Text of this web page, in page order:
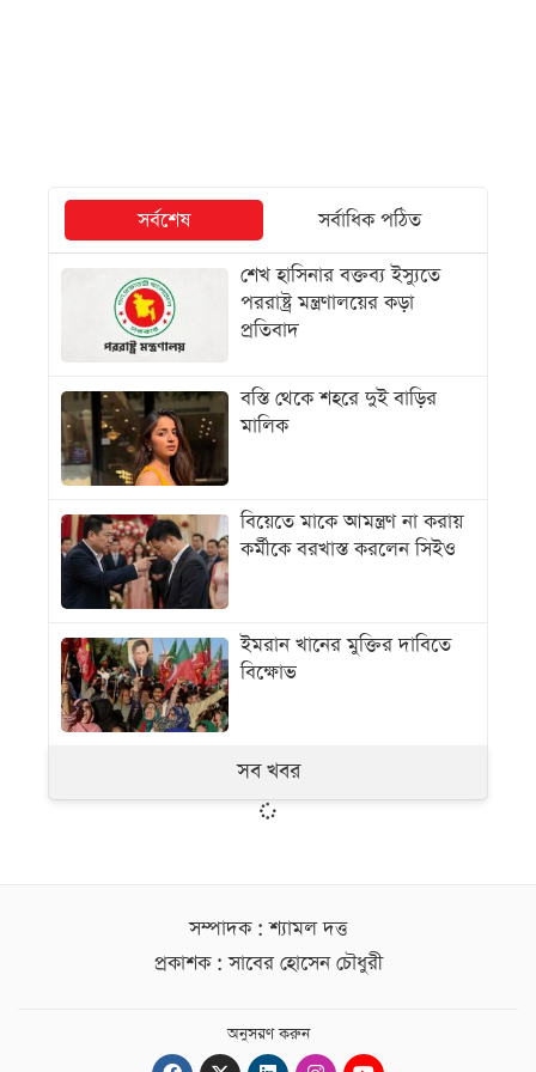
সর্বশেষ
সর্বাধিক পঠিত
শেখ হাসিনার বক্তব্য ইস্যুতে
পররাষ্ট্র মন্ত্রণালয়ের কড়া
প্রতিবাদ
বস্তি থেকে শহরে দুই বাড়ির
মালিক
বিয়েতে মাকে আমন্ত্রণ না করায়
কর্মীকে বরখাস্ত করলেন সিইও
ইমরান খানের মুক্তির দাবিতে
বিক্ষোভ
সব খবর
সম্পাদক : শ্যামল দত্ত
প্রকাশক : সাবের হোসেন চৌধুরী
অনুসরণ করুন